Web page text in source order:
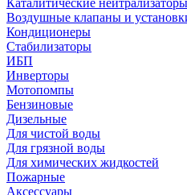
Каталитические нейтрализаторы
Воздушные клапаны и
Кондиционеры
Стабилизаторы
ИБП
Инверторы
Мотопомпы
Бензиновые
Дизельные
Для чистой воды
Для грязной воды
Для химических жидкостей
Пожарные
Аксессуары